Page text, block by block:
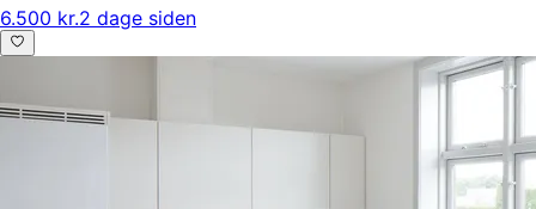
6.500 kr.2 dage siden